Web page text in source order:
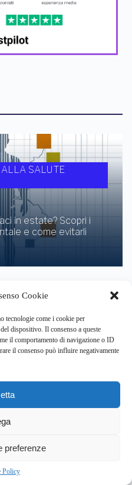
Cookie
tecnologie come i cookie per
dispositivo. Il consenso a queste
il comportamento di navigazione o ID
il consenso può influire negativamente
preferenze
Policy
SALUTE
in estate? Scopri i
e come evitarli
giovanile: il servizio
l’impatto dei traumi e
sui giovani di
a Milano